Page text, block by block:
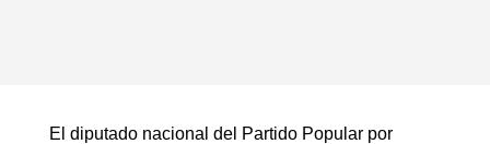
El diputado nacional del Partido Popular por